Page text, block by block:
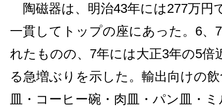
陶磁器は、明治43年には277万円
一貫してトップの座にあった。6、
れたものの、7年には大正3年の5倍
る急増ぶりを示した。輸出向けの
皿・コーヒー碗・肉皿・パン皿・